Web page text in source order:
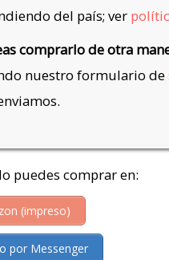
del país; ver
comprarlo de otra
nuestro formulario de
puedes comprar en:
(impreso)
por Messenger